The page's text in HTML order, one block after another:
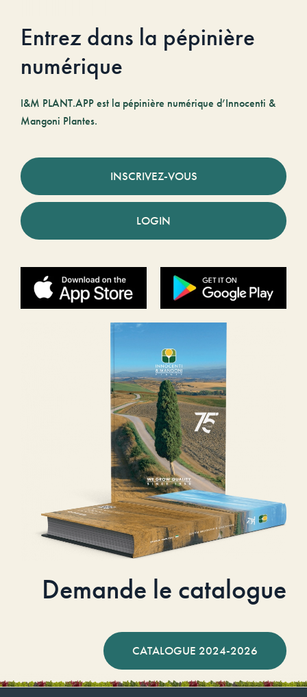
Entrez dans la pépinière
numérique
I&M PLANT.APP est la pépinière numérique d’Innocenti &
Mangoni Plantes.
INSCRIVEZ-VOUS
LOGIN
Demande le catalogue
CATALOGUE 2024-2026